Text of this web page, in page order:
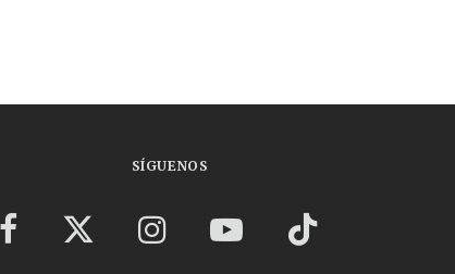
SÍGUENOS